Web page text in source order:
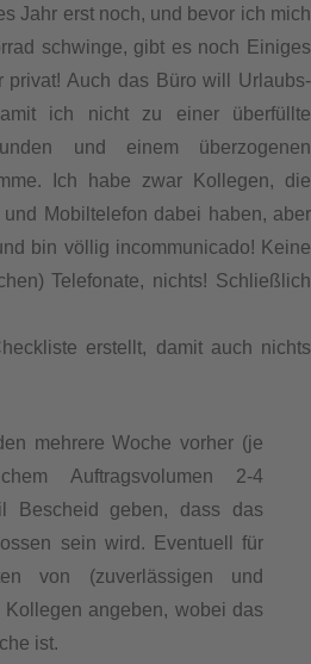
Jahr erst noch, und bevor ich mich
schwinge, gibt es noch Einiges
privat! Auch das Büro will Urlaubs-
ich nicht zu einer überfüllte
und einem überzogenen
Ich habe zwar Kollegen, die
Mobiltelefon dabei haben, aber
bin völlig incommunicado! Keine
Telefonate, nichts! Schließlich
erstellt, damit auch nichts
mehrere Woche vorher (je
Auftragsvolumen 2-4
Bescheid geben, dass das
sein wird. Eventuell für
von (zuverlässigen und
angeben, wobei das
ist.